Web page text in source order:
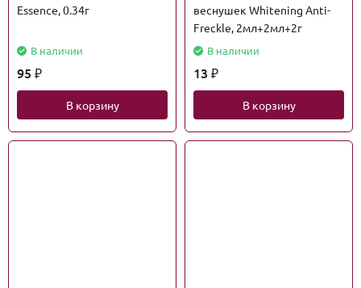
Essence, 0.34г
В наличии
95 ₽
В корзину
веснушек Whitening Anti-
Freckle, 2мл+2мл+2г
В наличии
13 ₽
В корзину